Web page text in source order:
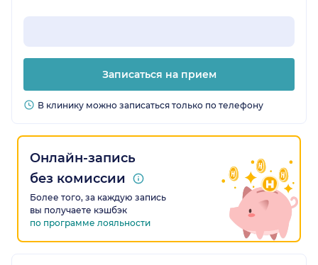
Записаться на прием
В клинику можно записаться только по телефону
Онлайн-запись
без комиссии
Более того, за каждую запись
вы получаете кэшбэк
по программе лояльности